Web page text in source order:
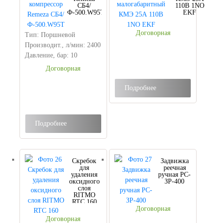
СБ4/
Ф-500.W95Т
Тип: Поршневой
Производит., л/мин: 2400
Давление, бар: 10
Договорная
Подробнее
110В 1NO
EKF
Договорная
Подробнее
Скребок
для
удаления
оксидного
слоя
RITMO
RTC 160
Договорная
Задвижка
реечная
ручная РС-
ЗР-400
Договорная